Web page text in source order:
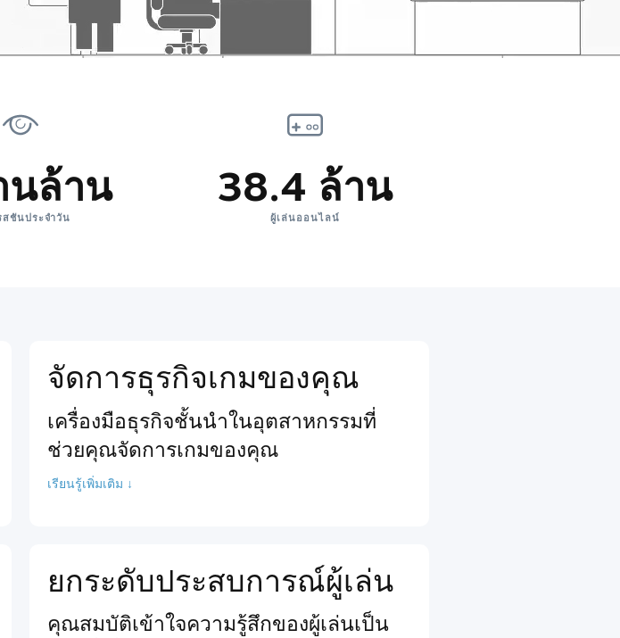
นล้าน
สชันประจำวัน
38.4 ล้าน
ผู้เล่นออนไลน์
จัดการธุรกิจเกมของคุณ
เครื่องมือธุรกิจชั้นนำในอุตสาหกรรมที่
ช่วยคุณจัดการเกมของคุณ
เรียนรู้เพิ่มเติม ↓
ยกระดับประสบการณ์ผู้เล่น
คุณสมบัติเข้าใจความรู้สึกของผู้เล่นเป็น